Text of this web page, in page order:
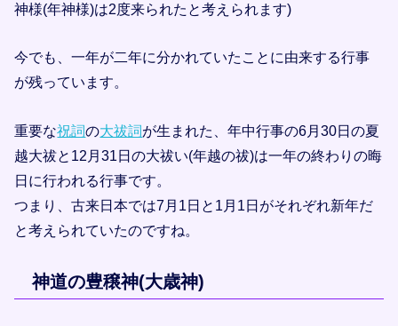
神様(年神様)は2度来られたと考えられます)
今でも、一年が二年に分かれていたことに由来する行事
が残っています。
重要な祝詞の大祓詞が生まれた、年中行事の6月30日の夏
越大祓と12月31日の大祓い(年越の祓)は一年の終わりの晦
日に行われる行事です。
つまり、古来日本では7月1日と1月1日がそれぞれ新年だ
と考えられていたのですね。
神道の豊穣神(大歳神)